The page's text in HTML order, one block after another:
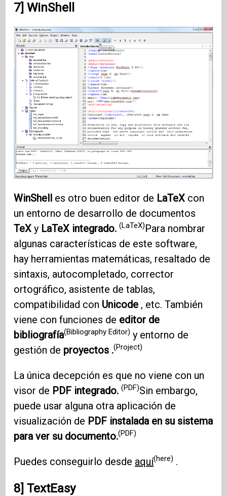
7] WinShell
WinShell es otro buen editor de LaTeX con
un entorno de desarrollo de documentos
TeX y LaTeX integrado.(LaTeX)Para nombrar
algunas características de este software,
hay herramientas matemáticas, resaltado de
sintaxis, autocompletado, corrector
ortográfico, asistente de tablas,
compatibilidad con Unicode , etc. También
viene con funciones de editor de
bibliografía(Bibliography Editor) y entorno de
gestión de proyectos .(Project)
La única decepción es que no viene con un
visor de PDF integrado.(PDF)Sin embargo,
puede usar alguna otra aplicación de
visualización de PDF instalada en su sistema
para ver su documento.(PDF)
Puedes conseguirlo desde aquí(here) .
8] TextEasy